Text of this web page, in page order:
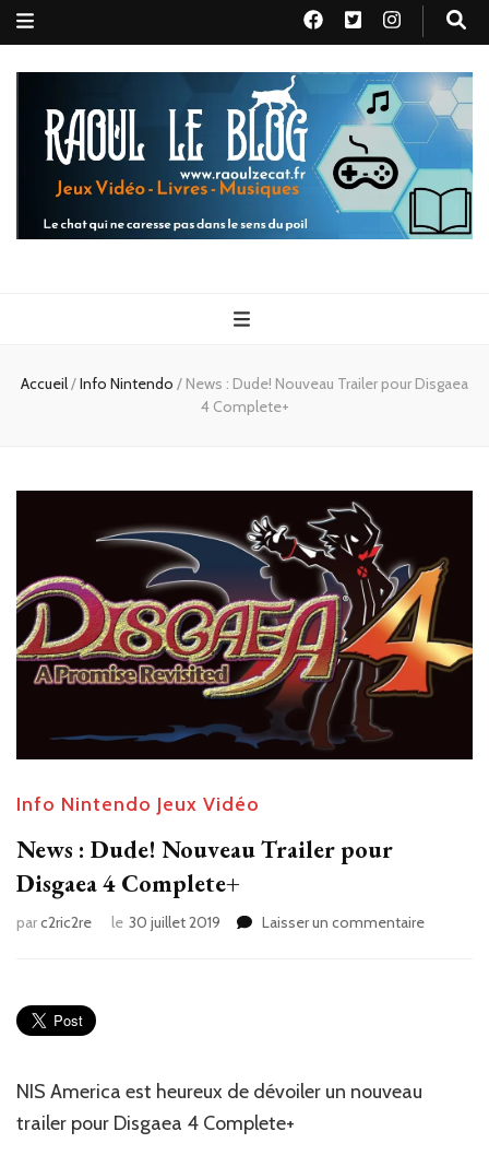
Raoul le
blog
Accueil/Info Nintendo / News : Dude! Nouveau Trailer pour Disgaea
4 Complete+
Info Nintendo Jeux Vidéo
News : Dude! Nouveau Trailer pour
Disgaea 4 Complete+
parc2ric2re le 30 juillet 2019 Laisser un commentairesur
NIS America est heureux de dévoiler un nouveau
trailer pour Disgaea 4 Complete+